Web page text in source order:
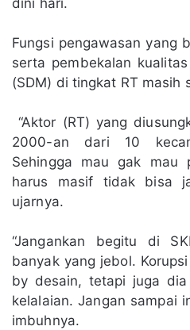
dini hari.
Fungsi pengawasan yang
serta pembekalan
(SDM) di tingkat RT masih
“Aktor (RT) yang
2000-an dari 10
Sehingga mau gak mau
harus masif tidak bisa
ujarnya.
“Jangankan begitu di
banyak yang jebol.
by desain, tetapi juga
kelalaian. Jangan sampai
imbuhnya.